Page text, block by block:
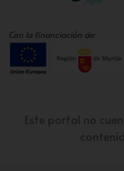
Con la financiación de: